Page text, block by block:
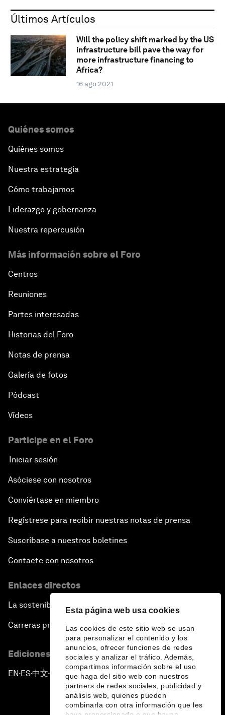
Esta página web usa cookies
Las cookies de este sitio web se usan
para personalizar el contenido y los
anuncios, ofrecer funciones de redes
sociales y analizar el tráfico. Además,
compartimos información sobre el uso
que haga del sitio web con nuestros
partners de redes sociales, publicidad y
análisis web, quienes pueden
combinarla con otra información que les
Últimos Artículos
Will the policy shift marked by the US
infrastructure bill pave the way for
more infrastructure financing to
Africa?
16 ago 2021
Quiénes somos
Quiénes somos
Nuestra estrategia
Cómo trabajamos
Liderazgo y gobernanza
Nuestra repercusión
Más información sobre el Foro
Centros
Reuniones
Partes interesadas
Historias del Foro
Notas de prensa
Galería de fotos
Pódcast
Vídeos
Participe en el Foro
Iniciar sesión
Asóciese con nosotros
Conviértase en miembro
Regístrese para recibir nuestras notas de prensa
Suscríbase a nuestros boletines
Contacte con nosotros
Enlaces directos
La sostenibilidad en el Foro
Carreras profesionales
Ediciones en otros idiomas
EN ▪ ES▪中文▪ 日本語